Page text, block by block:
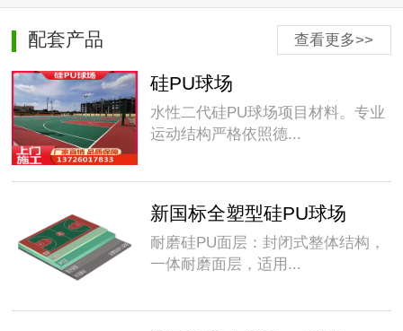
查看更多>>
配套产品
硅PU球场
水性二代硅PU球场项目材料。专业
运动结构严格依照德...
新国标全塑型硅PU球场
耐磨硅PU面层：封闭式整体结构，
一体耐磨面层，适用...